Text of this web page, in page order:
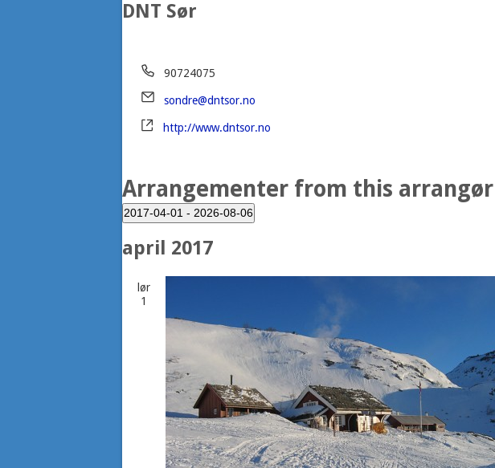
DNT Sør
Telefon
90724075
Email
sondre@dntsor.no
Website
http://www.dntsor.no
Arrangementer from this arrangør
2017-04-01 - 2026-08-06
dato.
april 2017
lør
1